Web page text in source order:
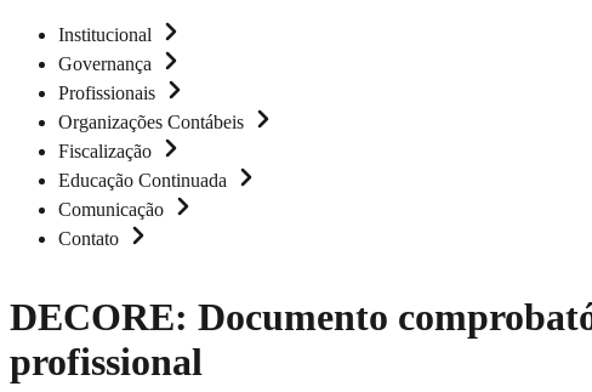
Institucional
Governança
Profissionais
Organizações Contábeis
Fiscalização
Educação Continuada
Comunicação
Contato
DECORE: Documento
profissional